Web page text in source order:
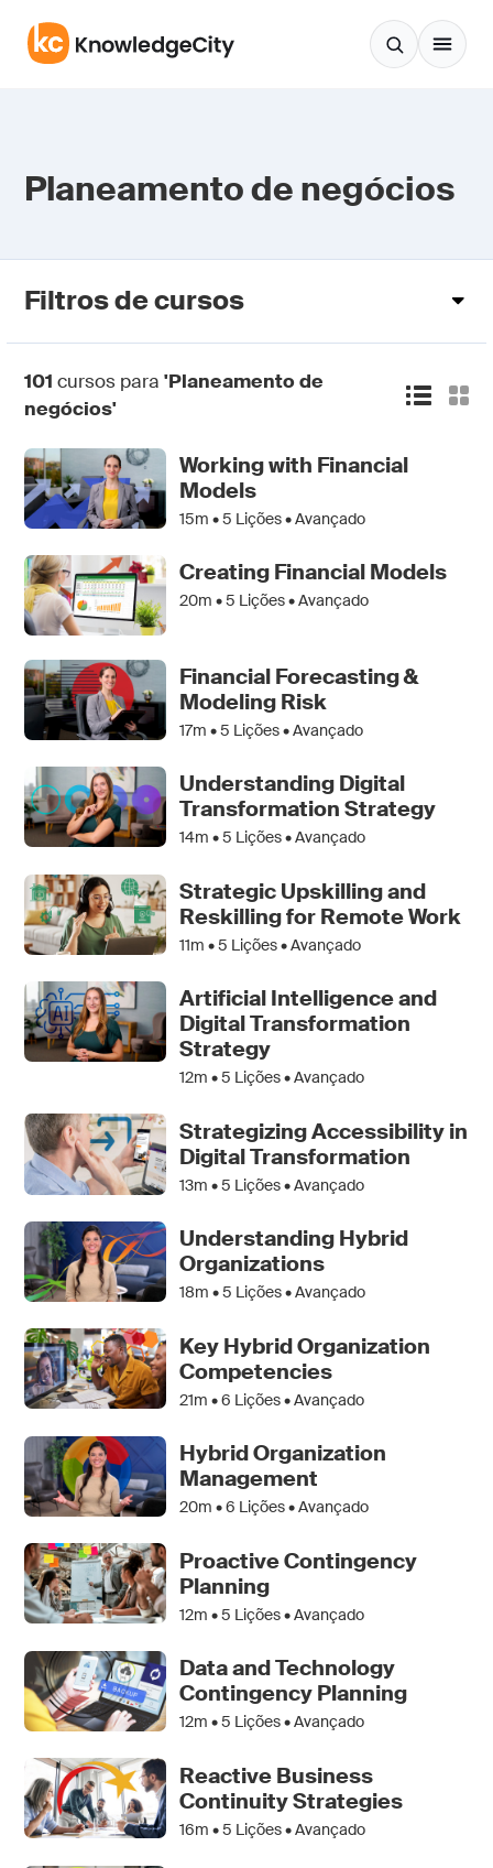
Planeamento de negócios
Filtros de cursos
101 cursos para 'Planeamento de
negócios'
Working with Financial
Models
15m •5 Lições • Avançado
Creating Financial Models
20m •5 Lições • Avançado
Financial Forecasting &
Modeling Risk
17m •5 Lições • Avançado
Understanding Digital
Transformation Strategy
14m •5 Lições • Avançado
Strategic Upskilling and
Reskilling for Remote Work
11m •5 Lições • Avançado
Artificial Intelligence and
Digital Transformation
Strategy
12m •5 Lições • Avançado
Strategizing Accessibility in
Digital Transformation
13m •5 Lições • Avançado
Understanding Hybrid
Organizations
18m •5 Lições • Avançado
Key Hybrid Organization
Competencies
21m •6 Lições • Avançado
Hybrid Organization
Management
20m •6 Lições • Avançado
Proactive Contingency
Planning
12m •5 Lições • Avançado
Data and Technology
Contingency Planning
12m •5 Lições • Avançado
Reactive Business
Continuity Strategies
16m •5 Lições • Avançado